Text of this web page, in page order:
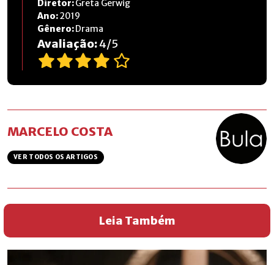
Diretor:Greta Gerwig
Ano:2019
Gênero:Drama
Avaliação:4/5
MARCELO COSTA
VER TODOS OS ARTIGOS
Leia Também